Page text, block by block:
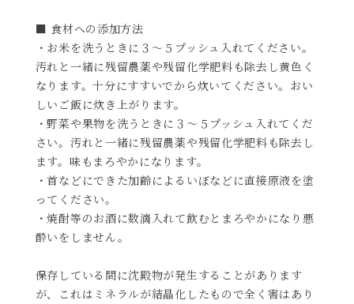
■ 食材への添加方法
・お米を洗うときに３～５プッシュ入れてください。
汚れと一緒に残留農薬や残留化学肥料も除去し黄色く
なります。十分にすすいでから炊いてください。おい
しいご飯に炊き上がります。
・野菜や果物を洗うときに３～５プッシュ入れてくだ
さい。汚れと一緒に残留農薬や残留化学肥料も除去し
ます。味もまろやかになります。
・首などにできた加齢によるいぼなどに直接原液を塗
ってください。
・焼酎等のお酒に数滴入れて飲むとまろやかになり悪
酔いをしません。
保存している間に沈殿物が発生することがあります
が、これはミネラルが結晶化したもので全く害はあり